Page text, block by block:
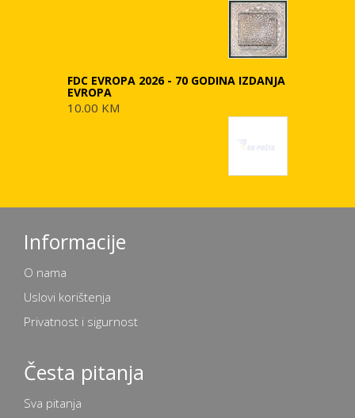
FDC EVROPA 2026 - 70 GODINA IZDANJA
EVROPA
10.00 KM
Informacije
O nama
Uslovi korištenja
Privatnost i sigurnost
Česta pitanja
Sva pitanja